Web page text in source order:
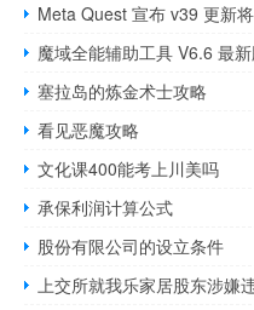
Meta Quest 宣布 v39 更新
塞拉岛的炼金术士攻略
看见恶魔攻略
文化课400能考上川美吗
承保利润计算公式
股份有限公司的设立条件
上交所就我乐家居股东涉嫌